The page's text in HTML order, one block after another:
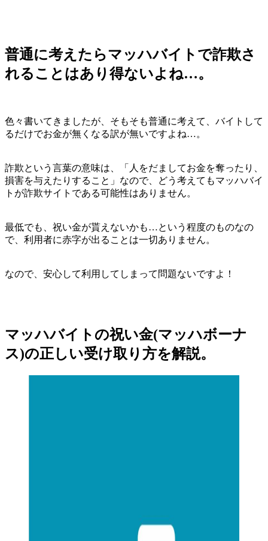
普通に考えたらマッハバイトで詐欺さ
れることはあり得ないよね…。
色々書いてきましたが、そもそも普通に考えて、バイトして
るだけでお金が無くなる訳が無いですよね…。
詐欺という言葉の意味は、「人をだましてお金を奪ったり、
損害を与えたりすること」なので、どう考えてもマッハバイ
トが詐欺サイトである可能性はありません。
最低でも、祝い金が貰えないかも…という程度のものなの
で、利用者に赤字が出ることは一切ありません。
なので、安心して利用してしまって問題ないですよ！
マッハバイトの祝い金(マッハボーナ
ス)の正しい受け取り方を解説。